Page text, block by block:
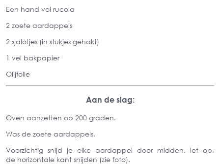
Een hand vol rucola
2 zoete aardappels
2 sjalotjes (in stukjes gehakt)
1 vel bakpapier
Olijfolie
Aan de slag:
Oven aanzetten op 200 graden.
Was de zoete aardappels.
Voorzichtig snijd je elke aardappel door midden, let op,
de horizontale kant snijden (zie foto).